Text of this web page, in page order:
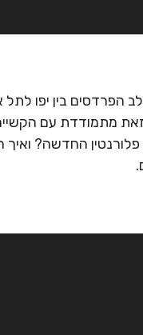
בין יפו
זאת מתמודדת עם
החדשה?